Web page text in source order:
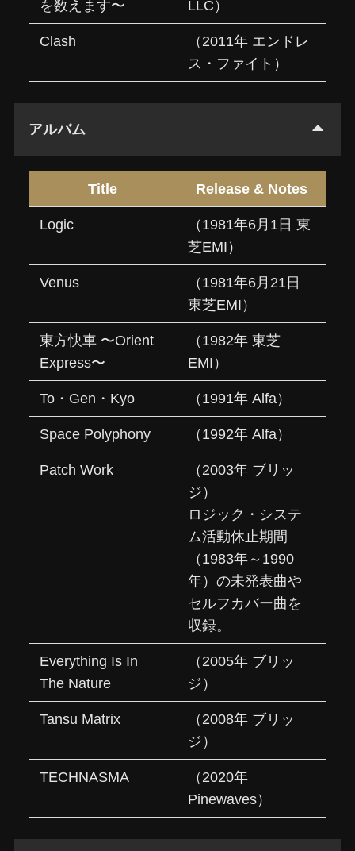
を数えます〜
LLC）
Clash
（2011年 エンドレ
ス・ファイト）
アルバム
Title Release & Notes
Logic
（1981年6月1日 東
芝EMI）
Venus
（1981年6月21日
東芝EMI）
東方快車 〜Orient
Express〜
（1982年 東芝
EMI）
To・Gen・Kyo （1991年 Alfa）
Space Polyphony （1992年 Alfa）
Patch Work
（2003年 ブリッ
ジ）
ロジック・システ
ム活動休止期間
（1983年～1990
年）の未発表曲や
セルフカバー曲を
収録。
Everything Is In
The Nature
（2005年 ブリッ
ジ）
Tansu Matrix
（2008年 ブリッ
ジ）
TECHNASMA
（2020年
Pinewaves）